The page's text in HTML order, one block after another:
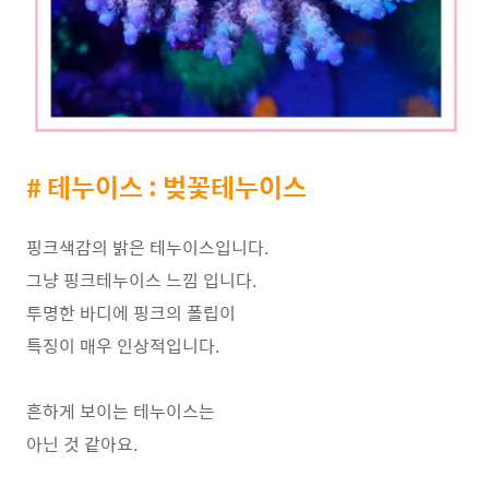
# 테누이스 : 벚꽃테누이스
핑크색감의 밝은 테누이스입니다.
그냥 핑크테누이스 느낌 입니다.
투명한 바디에 핑크의 폴립이
특징이 매우 인상적입니다.
흔하게 보이는 테누이스는
아닌 것 같아요.